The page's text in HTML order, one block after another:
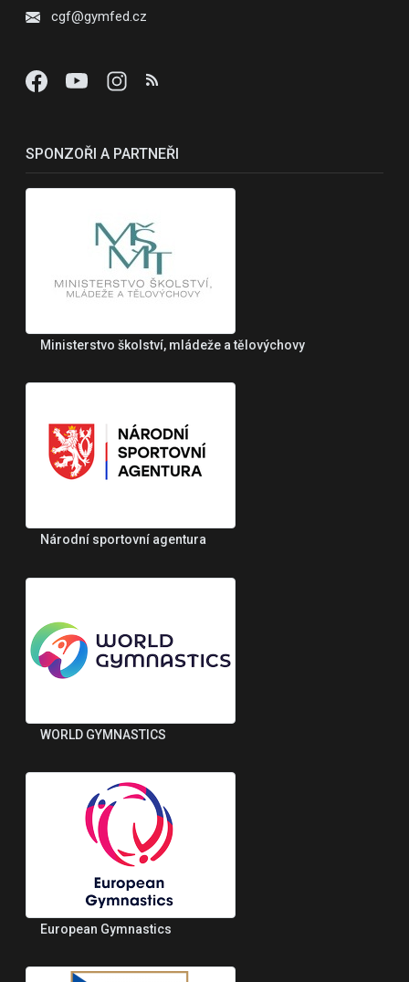
cgf@gymfed.cz
SPONZOŘI A PARTNEŘI
Ministerstvo školství, mládeže a tělovýchovy
Národní sportovní agentura
WORLD GYMNASTICS
European Gymnastics